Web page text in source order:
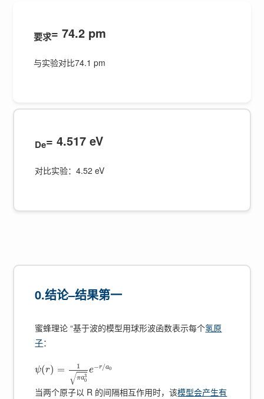
要求= 74.2 pm
与实验对比74.1 pm
De= 4.517 eV
对比实验：4.52 eV
0.结论–结果第一
蜜蜂理论 “基于波的模型用球形波函数表示每个氢原
子：
ψ(r) = 1
πa3
0
√
e−r/a0
当两个原子以 R 的间隔相互作用时，该模型会产生有